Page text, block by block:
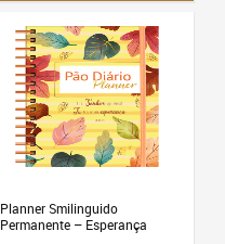
Planner Smilinguido
Permanente – Esperança